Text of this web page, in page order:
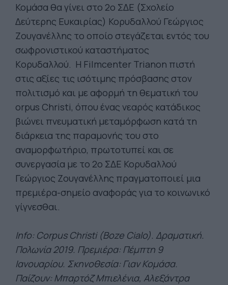
Κομάσα θα γίνει στο 2ο ΣΔΕ (Σχολείο
Δεύτερης Ευκαιρίας) Κορυδαλλού Γεώργιος
Ζουγανέλλης το οποίο στεγάζεται εντός του
σωφρονιστικού καταστήματος
Kορυδαλλού. Η Filmcenter Trianon πιστή
στις αξίες τις ισότιμης πρόσβασης στον
πολιτισμό και με αφορμή τη θεματική του
orpus Christi, όπου ένας νεαρός κατάδικος
βιώνει πνευματική μεταμόρφωση κατά τη
διάρκεια της παραμονής του στο
αναμορφωτήριο, πρωτοτυπεί και σε
συνεργασία με το 2ο ΣΔΕ Κορυδαλλού
Γεώργιος Ζουγανέλλης πραγματοποιεί μια
πρεμιέρα-σημείο αναφοράς για το κοινωνικό
γίγνεσθαι.
Info: Corpus Christi (Boze Cialo). Δραματική.
Πολωνία 2019. Πρεμιέρα: Πέμπτη 9
Ιανουαρίου. Σκηνοθεσία: Γιαν Κομάσα.
Παίζουν: Μπαρτόζ Μπιελένια, Αλεξάντρα